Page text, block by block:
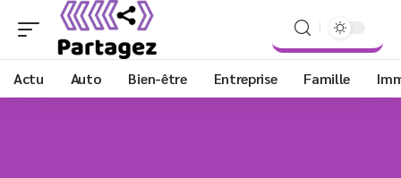
Actu Auto Bien-être Entreprise Famille